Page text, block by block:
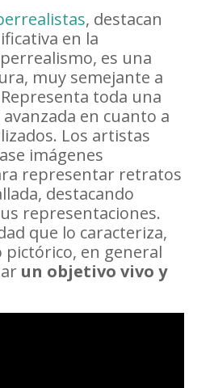
, destacan
en la
es una
muy semejante a
toda una
en cuanto a
Los artistas
imágenes
representar retratos
destacando
representaciones.
que lo caracteriza,
en general
un objetivo vivo y